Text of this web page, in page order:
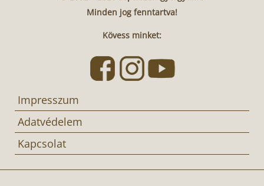
Minden jog fenntartva!
Kövess minket:
Impresszum
Adatvédelem
Kapcsolat